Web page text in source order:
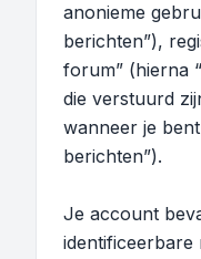
anonieme
berichten”),
forum” (hierna
die verstuurd
wanneer je
berichten”).
Je account
identificeerbare